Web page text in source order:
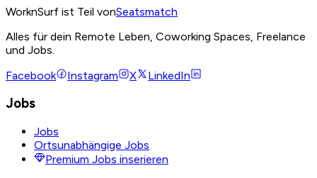
WorknSurf ist Teil vonSeatsmatch
Alles für dein Remote Leben, Coworking Spaces, Freelance
und Jobs.
Facebook
Instagram X LinkedIn
Jobs
Jobs
Ortsunabhängige Jobs
Premium Jobs inserieren